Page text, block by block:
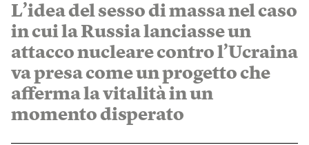
L’idea del sesso di massa nel caso
in cui la Russia lanciasse un
attacco nucleare contro l’Ucraina
va presa come un progetto che
afferma la vitalità in un
momento disperato